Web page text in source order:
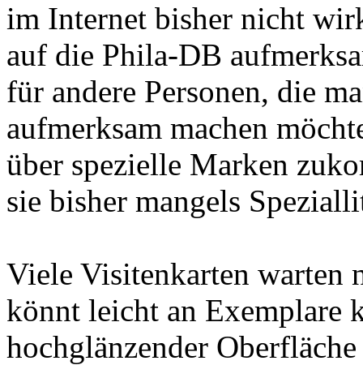
im Internet bisher nicht
auf die Phila-DB
für andere Personen, die
aufmerksam machen
über spezielle Marken
sie bisher mangels
Viele Visitenkarten warten
könnt leicht an Exemplare
hochglänzender